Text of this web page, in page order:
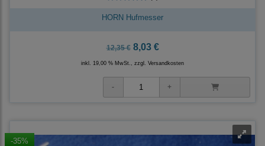
HORN Hufmesser
12,35 €8,03 €
inkl. 19,00 % MwSt., zzgl. Versandkosten
-35%